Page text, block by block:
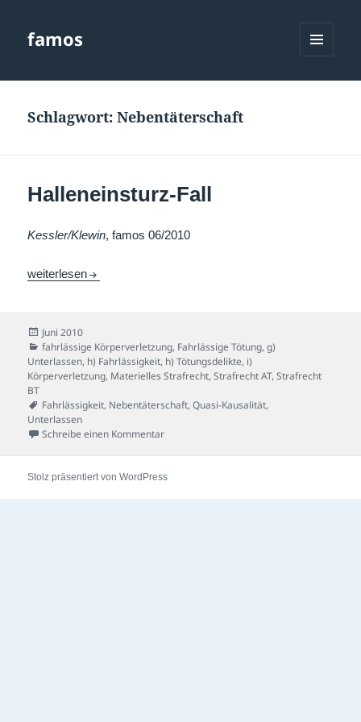
famos
Schlagwort:Nebentäterschaft
Halleneinsturz-Fall
Kessler/Klewin, famos 06/2010
Halleneinsturz-Fall
weiterlesen
Veröffentlicht
am
Juni 2010
Kategorien
fahrlässige Körperverletzung, Fahrlässige Tötung,g)
Unterlassen, h) Fahrlässigkeit, h) Tötungsdelikte, i)
Körperverletzung, Materielles Strafrecht,Strafrecht AT,Strafrecht
BT
Schlagwörter
Fahrlässigkeit, Nebentäterschaft,Quasi-Kausalität,
Unterlassen
Schreibe einen Kommentarzu Halleneinsturz-Fall
Stolz präsentiert von WordPress